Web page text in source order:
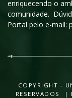
enriquecendo o
comunidade.
Portal pelo e-mail:
COPYRIGHT -
RESERVADOS |